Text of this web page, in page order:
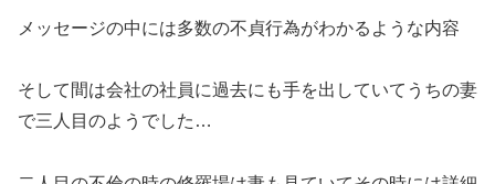
メッセージの中には多数の不貞行為がわかるような内容
そして間は会社の社員に過去にも手を出していてうちの妻
で三人目のようでした…